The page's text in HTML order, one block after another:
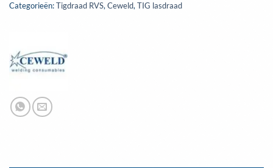
Categorieën:Tigdraad RVS,Ceweld,TIG lasdraad